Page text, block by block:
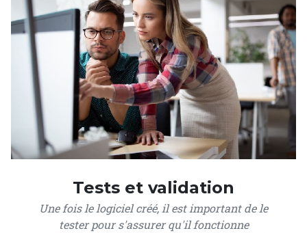
Tests et validation
Une fois le logiciel créé, il est important de le
tester pour s'assurer qu'il fonctionne